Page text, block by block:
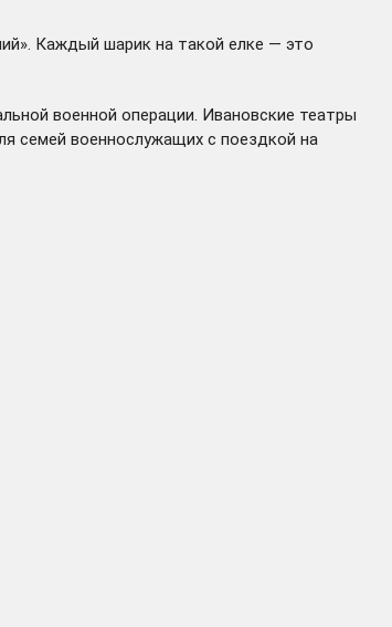
Каждый шарик на такой елке — это
военной операции. Ивановские театры
семей военнослужащих с поездкой на